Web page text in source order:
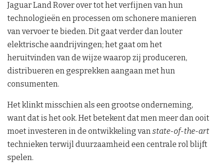
Jaguar Land Rover over tot het verfijnen van hun
technologieën en processen om schonere manieren
van vervoer te bieden. Dit gaat verder dan louter
elektrische aandrijvingen; het gaat om het
heruitvinden van de wijze waarop zij produceren,
distribueren en gesprekken aangaan met hun
consumenten.
Het klinkt misschien als een grootse onderneming,
want dat is het ook. Het betekent dat men meer dan ooit
moet investeren in de ontwikkeling vanstate-of-the-art
technieken terwijl duurzaamheid een centrale rol blijft
spelen.